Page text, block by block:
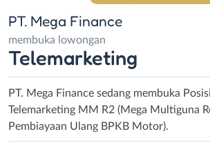
PT. Mega Finance
membuka lowongan
Telemarketing
PT. Mega Finance sedang membuka
Telemarketing MM R2 (Mega Multiguna
Pembiayaan Ulang BPKB Motor).